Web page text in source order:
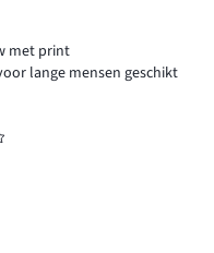
met print
lange mensen geschikt